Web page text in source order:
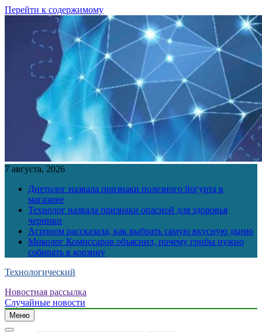
Перейти к содержимому
7 августа, 2026
Диетолог назвала признаки полезного йогурта в
магазине
Технолог назвала признаки опасной для здоровья
черники
Агроном рассказала, как выбрать самую вкусную дыню
Миколог Комиссаров объяснил, почему грибы нужно
собирать в корзину
Технологический
Новостная рассылка
Случайные новости
Меню